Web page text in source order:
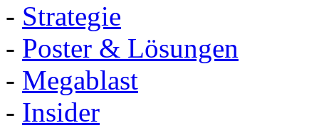
- Strategie
- Poster & Lösungen
- Megablast
- Insider